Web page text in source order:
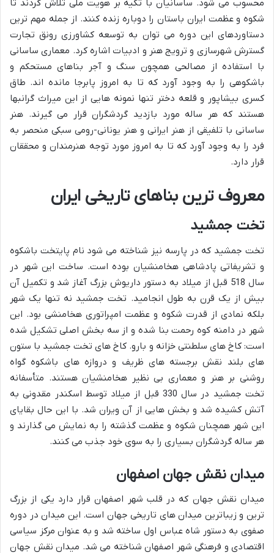
محسوب می شود. ساسانیان با تکیه بر هویت ملی تلاش کردند تا
شکوه و عظمت ایران باستان را دوباره زنده کنند. از جمله مهم ترین
دستاوردهای این دوره می توان به توسعه کشاورزی رونق تجارت
گسترش شهرسازی و ترویج هنر و ادبیات اشاره کرد. معماری ساسانی
با استفاده از مصالحی همچون سنگ و آجر بناهای مستحکم و
باشکوهی را به وجود آورد که تا به امروز پابرجا مانده اند. طاق
کسری بیشاپور و قلعه دختر تنها نمونه هایی از این میراث گرانبها
هستند که هر ساله مورد بازدید گردشگران قرار می گیرند. هنر
ساسانی با تلفیقی از هنر ایرانی و هنر یونانی-رومی سبکی منحصر به
فرد را به وجود آورد که تا به امروز مورد توجه هنرمندان و محققان
قرار دارد.
معروف ترین بناهای تاریخی ایران
تخت جمشید
تخت جمشید که در پارسه نیز شناخته می شود نام پایتخت باشکوه
و تشریفاتی پادشاهی هخامنشیان بوده است. ساخت این شهر در
سال 518 قبل از میلاد به دستور داریوش بزرگ آغاز شد و تکمیل آن
بیش از یک قرن به طول انجامید. تخت جمشید نه تنها یک شهر
بلکه نمادی از قدرت شکوه و عظمت امپراتوری هخامنشی بود. این
شهر در دامنه کوه رحمت بنا شده و از سه بخش اصلی تشکیل شده
است: کاخ های سلطنتی خزانه و بارو. کاخ های تخت جمشید با ستون
های بلند نقش برجسته های ظریف و دروازه های باشکوه گواه
روشنی بر هنر و معماری بی نظیر هخامنشیان هستند. متأسفانه
تخت جمشید در سال 330 قبل از میلاد توسط اسکندر مقدونی به
آتش کشیده شد و بخش هایی از آن ویران شد. با این حال بقایای
این شهر همچنان شکوه و عظمت گذشته را به نمایش می گذارند و
هر ساله گردشگران بسیاری را به سوی خود جذب می کنند.
میدان نقش جهان اصفهان
میدان نقش جهان که در قلب شهر اصفهان قرار دارد یکی از بزرگ
ترین و زیباترین میدان های تاریخی جهان است. این میدان در دوره
صفوی به دستور شاه عباس اول ساخته شد و به عنوان مرکز سیاسی
اقتصادی و فرهنگی شهر اصفهان شناخته می شد. میدان نقش جهان